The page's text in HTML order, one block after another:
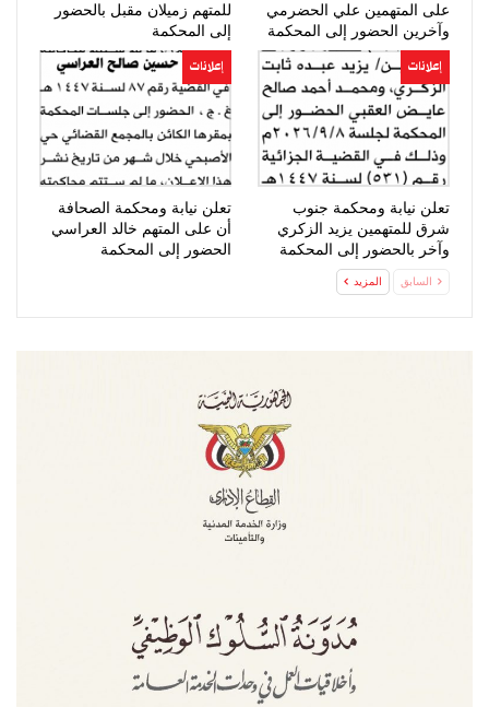
على المتهمين علي الحضرمي
وآخرين الحضور إلى المحكمة
للمتهم زميلان مقبل بالحضور
إلى المحكمة
إعلانات
تعلن نيابة ومحكمة جنوب
شرق للمتهمين يزيد الزكري
وآخر بالحضور إلى المحكمة
إعلانات
تعلن نيابة ومحكمة الصحافة
أن على المتهم خالد العراسي
الحضور إلى المحكمة
السابق المزيد